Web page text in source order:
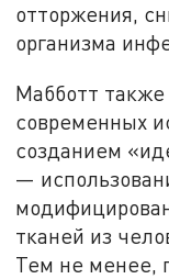
отторжения,
организма
Мабботт также
современных
созданием
—
тканей из
Тем не менее,